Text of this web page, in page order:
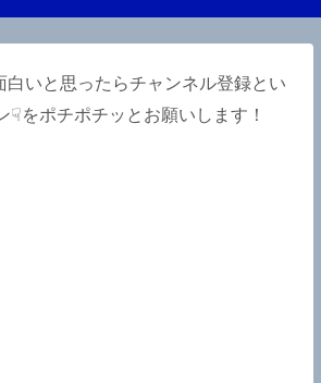
白いと思ったらチャンネル登録とい
☟をポチポチッとお願いします！